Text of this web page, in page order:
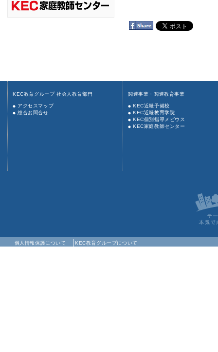
KECキャリ
KEC教育グループ 社会人教育部門
アクセスマップ
総合お問合せ
関連事業・関連教育事業
KEC近畿予備校
KEC近畿教育学院
KEC個別指導メビウス
KEC家庭教師センター
個人情報保護について KEC教育グループについて